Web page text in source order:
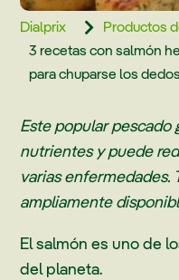
Dialprix  Productos
3 recetas con salmón
para chuparse los dedos
Este popular pescado
nutrientes y puede
varias enfermedades.
ampliamente
El salmón es uno de
del planeta.